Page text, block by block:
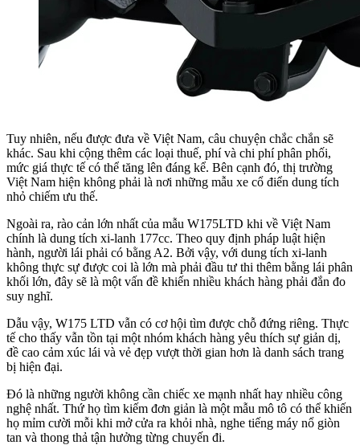
Tuy nhiên, nếu được đưa về Việt Nam, câu chuyện chắc chắn sẽ
khác. Sau khi cộng thêm các loại thuế, phí và chi phí phân phối,
mức giá thực tế có thể tăng lên đáng kể. Bên cạnh đó, thị trường
Việt Nam hiện không phải là nơi những mẫu xe cổ điển dung tích
nhỏ chiếm ưu thế.
Ngoài ra, rào cản lớn nhất của mẫu W175LTD khi về Việt Nam
chính là dung tích xi-lanh 177cc. Theo quy định pháp luật hiện
hành, người lái phải có bằng A2. Bởi vậy, với dung tích xi-lanh
không thực sự được coi là lớn mà phải đầu tư thi thêm bằng lái phân
khối lớn, đây sẽ là một vấn đề khiến nhiều khách hàng phải đắn đo
suy nghĩ.
Dẫu vậy, W175 LTD vẫn có cơ hội tìm được chỗ đứng riêng. Thực
tế cho thấy vẫn tồn tại một nhóm khách hàng yêu thích sự giản dị,
đề cao cảm xúc lái và vẻ đẹp vượt thời gian hơn là danh sách trang
bị hiện đại.
Đó là những người không cần chiếc xe mạnh nhất hay nhiều công
nghệ nhất. Thứ họ tìm kiếm đơn giản là một mẫu mô tô có thể khiến
họ mỉm cười mỗi khi mở cửa ra khỏi nhà, nghe tiếng máy nổ giòn
tan và thong thả tận hưởng từng chuyến đi.